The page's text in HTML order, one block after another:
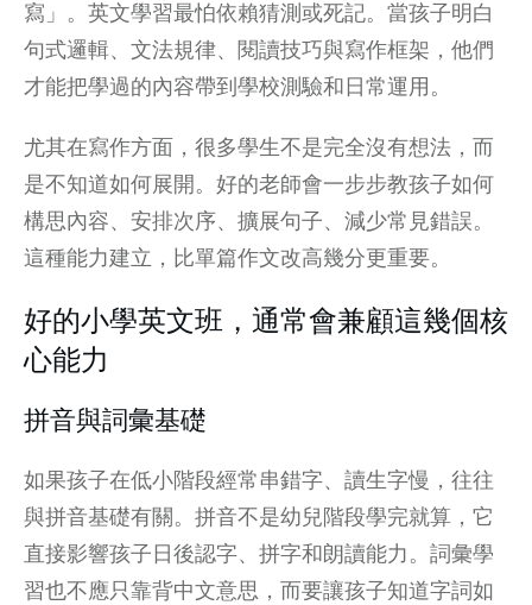
寫」。英文學習最怕依賴猜測或死記。當孩子明白
句式邏輯、文法規律、閱讀技巧與寫作框架，他們
才能把學過的內容帶到學校測驗和日常運用。
尤其在寫作方面，很多學生不是完全沒有想法，而
是不知道如何展開。好的老師會一步步教孩子如何
構思內容、安排次序、擴展句子、減少常見錯誤。
這種能力建立，比單篇作文改高幾分更重要。
好的小學英文班，通常會兼顧這幾個核
心能力
拼音與詞彙基礎
如果孩子在低小階段經常串錯字、讀生字慢，往往
與拼音基礎有關。拼音不是幼兒階段學完就算，它
直接影響孩子日後認字、拼字和朗讀能力。詞彙學
習也不應只靠背中文意思，而要讓孩子知道字詞如